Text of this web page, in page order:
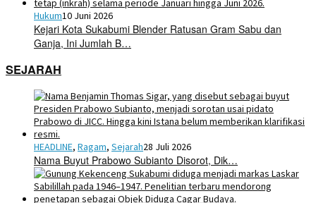
Hukum10 Juni 2026
Kejari Kota Sukabumi Blender Ratusan Gram Sabu dan
Ganja, Ini Jumlah B…
SEJARAH
HEADLINE, Ragam, Sejarah28 Juli 2026
Nama Buyut Prabowo Subianto Disorot, Dik…